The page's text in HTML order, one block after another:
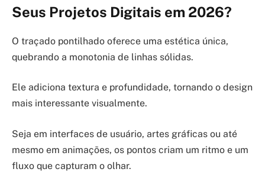
Seus Projetos Digitais em 2026?
O traçado pontilhado oferece uma estética única,
quebrando a monotonia de linhas sólidas.
Ele adiciona textura e profundidade, tornando o design
mais interessante visualmente.
Seja em interfaces de usuário, artes gráficas ou até
mesmo em animações, os pontos criam um ritmo e um
fluxo que capturam o olhar.